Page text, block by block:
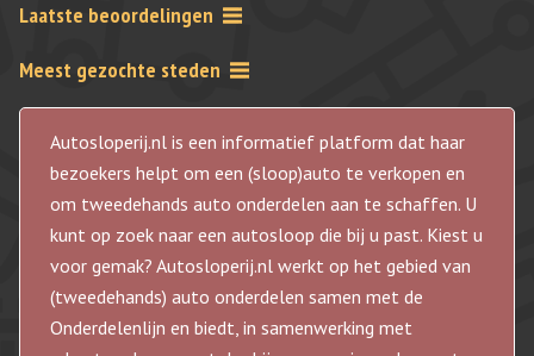
Laatste beoordelingen
Meest gezochte steden
Autosloperij.nl is een informatief platform dat haar
bezoekers helpt om een (sloop)auto te verkopen en
om tweedehands auto onderdelen aan te schaffen. U
kunt op zoek naar een autosloop die bij u past. Kiest u
voor gemak? Autosloperij.nl werkt op het gebied van
(tweedehands) auto onderdelen samen met de
Onderdelenlijn en biedt, in samenwerking met